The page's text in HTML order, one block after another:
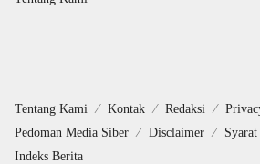
Tentang Kami Kontak Redaksi
Pedoman Media Siber
Disclaimer
Indeks Berita